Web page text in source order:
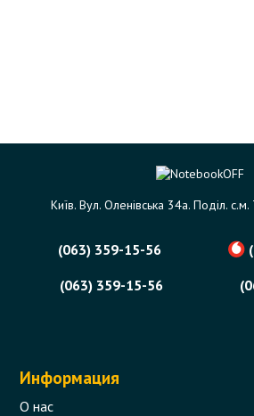
Київ. Вул. Оленівська 34а. Поділ.
(063) 359-15-56
(063) 359-15-56
Информация
О нас